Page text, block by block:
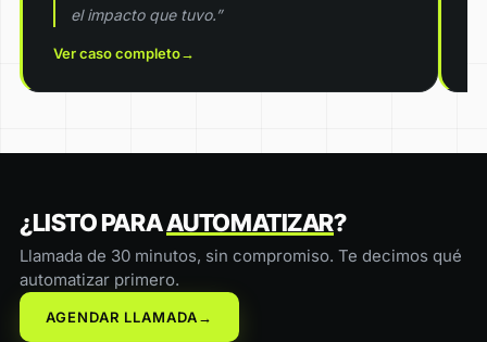
el impacto que tuvo.”
Ver caso completo→
¿LISTO PARAAUTOMATIZAR?
Llamada de 30 minutos, sin compromiso. Te decimos qué
automatizar primero.
AGENDAR LLAMADA→